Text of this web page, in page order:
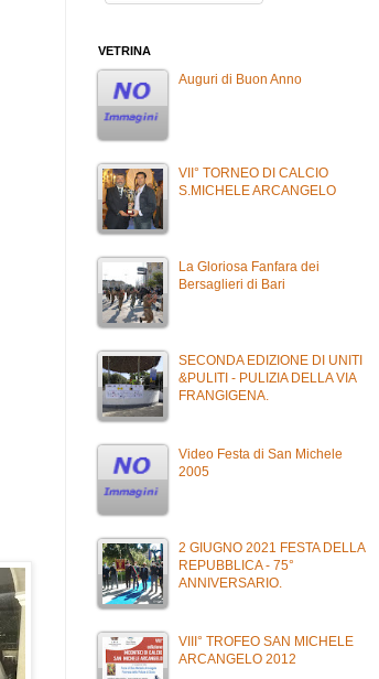
VETRINA
Auguri di Buon Anno
VII° TORNEO DI CALCIO
S.MICHELE ARCANGELO
La Gloriosa Fanfara dei
Bersaglieri di Bari
SECONDA EDIZIONE DI UNITI
&PULITI - PULIZIA DELLA VIA
FRANGIGENA.
Video Festa di San Michele
2005
2 GIUGNO 2021 FESTA DELLA
REPUBBLICA - 75°
ANNIVERSARIO.
VIII° TROFEO SAN MICHELE
ARCANGELO 2012